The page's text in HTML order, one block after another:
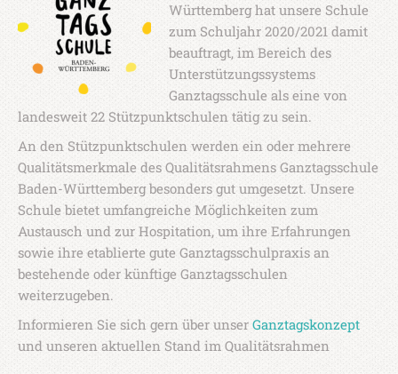
Württemberg hat unsere Schule
zum Schuljahr 2020/2021 damit
beauftragt, im Bereich des
Unterstützungssystems
Ganztagsschule als eine von
landesweit 22 Stützpunktschulen tätig zu sein.
An den Stützpunktschulen werden ein oder mehrere
Qualitätsmerkmale des Qualitätsrahmens Ganztagsschule
Baden-Württemberg besonders gut umgesetzt. Unsere
Schule bietet umfangreiche Möglichkeiten zum
Austausch und zur Hospitation, um ihre Erfahrungen
sowie ihre etablierte gute Ganztagsschulpraxis an
bestehende oder künftige Ganztagsschulen
weiterzugeben.
Informieren Sie sich gern über unser Ganztagskonzept
und unseren aktuellen Stand im Qualitätsrahmen